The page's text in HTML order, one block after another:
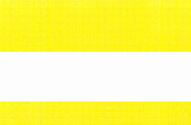
public_html/